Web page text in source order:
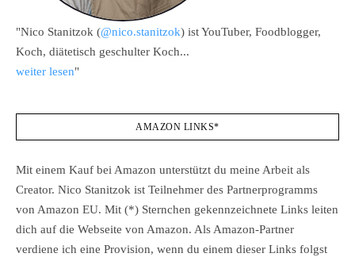
"Nico Stanitzok (@nico.stanitzok) ist YouTuber, Foodblogger,
Koch, diätetisch geschulter Koch...
weiter lesen"
AMAZON LINKS*
Mit einem Kauf bei Amazon unterstützt du meine Arbeit als
Creator. Nico Stanitzok ist Teilnehmer des Partnerprogramms
von Amazon EU. Mit (*) Sternchen gekennzeichnete Links leiten
dich auf die Webseite von Amazon. Als Amazon-Partner
verdiene ich eine Provision, wenn du einem dieser Links folgst